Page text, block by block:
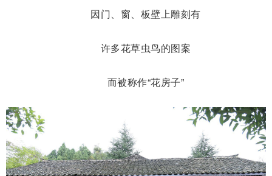
因门、窗、板壁上雕刻有
许多花草虫鸟的图案
而被称作“花房子”